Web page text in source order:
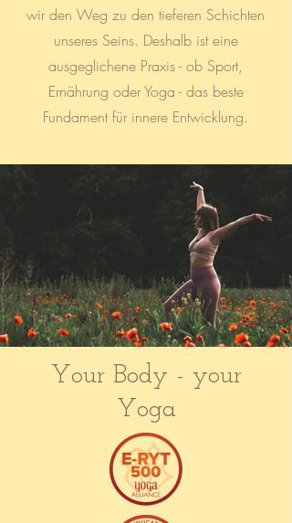
wir den Weg zu den tieferen Schichten
unseres Seins. Deshalb ist eine
ausgeglichene Praxis - ob Sport,
Ernährung oder Yoga - das beste
Fundament für innere Entwicklung.
Your Body - your
Yoga